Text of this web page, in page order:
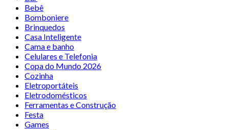
Bebê
Bomboniere
Brinquedos
Casa Inteligente
Cama e banho
Celulares e Telefonia
Copa do Mundo 2026
Cozinha
Eletroportáteis
Eletrodomésticos
Ferramentas e Construção
Festa
Games